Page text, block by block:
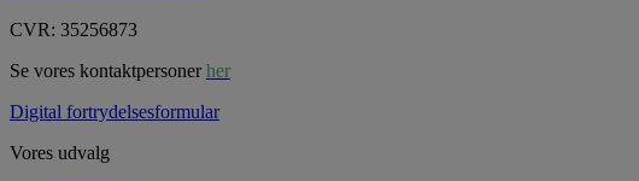
CVR: 35256873
Se vores kontaktpersonerher
Digital fortrydelsesformular
Vores udvalg